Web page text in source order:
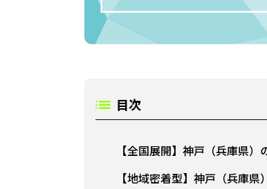
目次
【全国展開】神戸（兵庫県
【地域密着型】神戸（兵庫